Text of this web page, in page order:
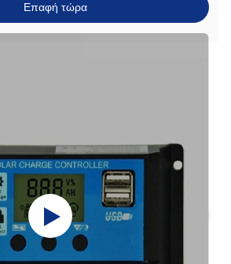
Επαφή τώρα